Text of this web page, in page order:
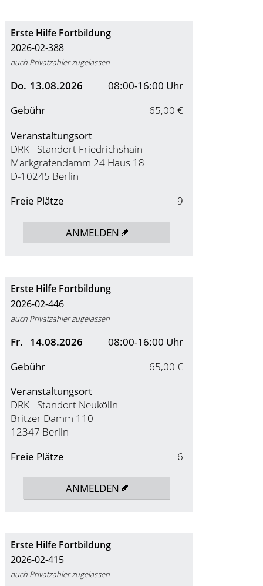
Erste Hilfe Fortbildung
2026-02-388
auch Privatzahler zugelassen
Do. 13.08.2026
08:00-16:00 Uhr
Gebühr
65,00 €
Veranstaltungsort
DRK - Standort Friedrichshain
Markgrafendamm 24 Haus 18
D-10245 Berlin
Freie Plätze
9
ANMELDEN
Erste Hilfe Fortbildung
2026-02-446
auch Privatzahler zugelassen
Fr. 14.08.2026
08:00-16:00 Uhr
Gebühr
65,00 €
Veranstaltungsort
DRK - Standort Neukölln
Britzer Damm 110
12347 Berlin
Freie Plätze
6
ANMELDEN
Erste Hilfe Fortbildung
2026-02-415
auch Privatzahler zugelassen